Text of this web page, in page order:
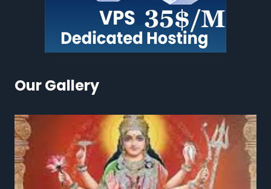
Our Gallery